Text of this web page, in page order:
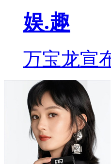
娱.趣
万宝龙宣